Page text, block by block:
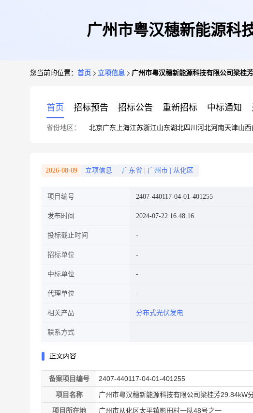
广州市粤汉穗新能源科
您当前的位置： 首页 立项信息 广州市粤汉穗新能源科技有限公司梁桂
首页 招标预告 招标公告 重新招标 中标通知
省份地区： 北京广东 上海江苏浙江山东湖北四川 河北河南天津山西
2026-08-09 立项信息 广东省 广州市 从化区
项目编号 2407-440117-04-01-401255
发布时间 2024-07-22 16:48:16
投标截止时间
招标单位
中标单位
代理单位
相关产品 分布式光伏发电
联系方式
正文内容
备案项目编号 2407-440117-04-01-401255
项目名称 广州市粤汉穗新能源科技有限公司梁桂芳29.84kW
项目所在地 广州市从化区太平镇影田村一队48号之一